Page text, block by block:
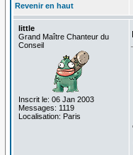
Revenir en haut
little
Grand Maître Chanteur du
Conseil
Inscrit le: 06 Jan 2003
Messages: 1119
Localisation: Paris